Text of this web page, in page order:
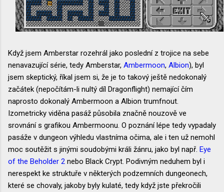
Když jsem Amberstar rozehrál jako poslední z trojice na sebe
nenavazující série, tedy Amberstar, Ambermoon, Albion), byl
jsem skeptický, říkal jsem si, že je to takový ještě nedokonalý
začátek (nepočítám-li nultý díl Dragonflight) nemající čím
naprosto dokonalý Ambermoon a Albion trumfnout.
Izometricky viděna pasáž působila značně nouzově ve
srovnání s grafikou Ambermoonu. O poznání lépe tedy vypadaly
pasáže v dungeon výhledu vlastníma očima, ale i ten už nemohl
moc soutěžit s jinými soudobými králi žánru, jako byl např. Eye
of the Beholder 2 nebo Black Crypt. Podivným neduhem byl i
nerespekt ke struktuře v některých podzemních dungeonech,
které se chovaly, jakoby byly kulaté, tedy když jste překročili